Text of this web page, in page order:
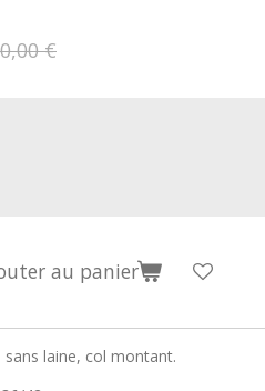
€
au panier
sans laine, col montant.